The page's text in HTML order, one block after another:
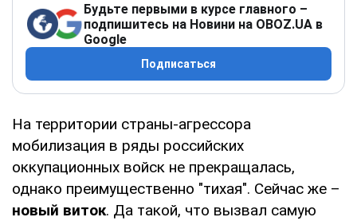
Будьте первыми в курсе главного –
подпишитесь на Новини на OBOZ.UA в
Google
Подписаться
На территории страны-агрессора
мобилизация в ряды российских
оккупационных войск не прекращалась,
однако преимущественно "тихая". Сейчас же –
новый виток. Да такой, что вызвал самую